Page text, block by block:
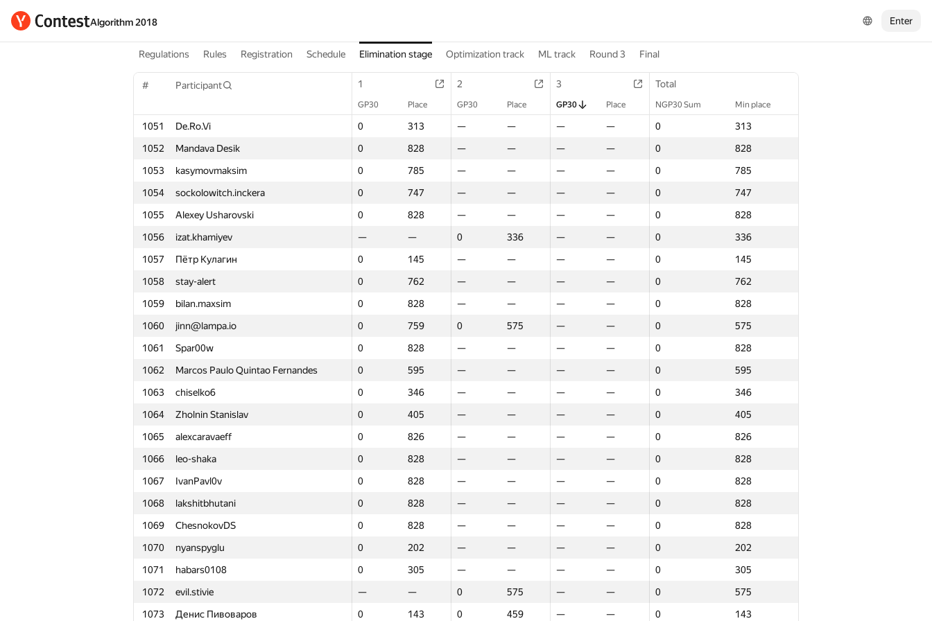
Algorithm 2018 Enter
Regulations Rules Registration Schedule Elimination stage Optimization track ML track Round 3 Final
# Participant 1 2 3 Total
GP30 Place GP30 Place GP30 Place NGP30 Sum Min place
1051 De.Ro.Vi 0 313 — — — — 0
313
1052
Mandava Desik 0 828 — — — — 0
828
1053
kasymovmaksim 0 785 — — — — 0
785
1054
sockolowitch.inckera 0 747 — — — — 0
747
1055
Alexey Usharovski 0 828 — — — — 0
828
1056
izat.khamiyev — — 0 336 — — 0
336
1057
Пётр Кулагин 0 145 — — — — 0
145
1058
stay-alert 0 762 — — — — 0
762
1059
bilan.maxsim 0 828 — — — — 0
828
1060
jinn@lampa.io 0 759 0 575 — — 0
575
1061
Spar00w 0 828 — — — — 0
828
1062
Marcos Paulo Quintao Fernandes 0 595 — — — — 0
595
1063
chiselko6 0 346 — — — — 0
346
1064
Zholnin Stanislav 0 405 — — — — 0
405
1065
alexcaravaeff 0 826 — — — — 0
826
1066
leo-shaka 0 828 — — — — 0
828
1067
IvanPavl0v 0 828 — — — — 0
828
1068
lakshitbhutani 0 828 — — — — 0
828
1069
ChesnokovDS 0 828 — — — — 0
828
1070
nyanspyglu 0 202 — — — — 0
202
1071
habars0108 0 305 — — — — 0
305
1072
evil.stivie — — 0 575 — — 0
575
1073
Денис Пивоваров 0 143 0 459 — — 0
143
Participant 2 Total
GP30 Place GP30 Place NGP30 Sum Min place